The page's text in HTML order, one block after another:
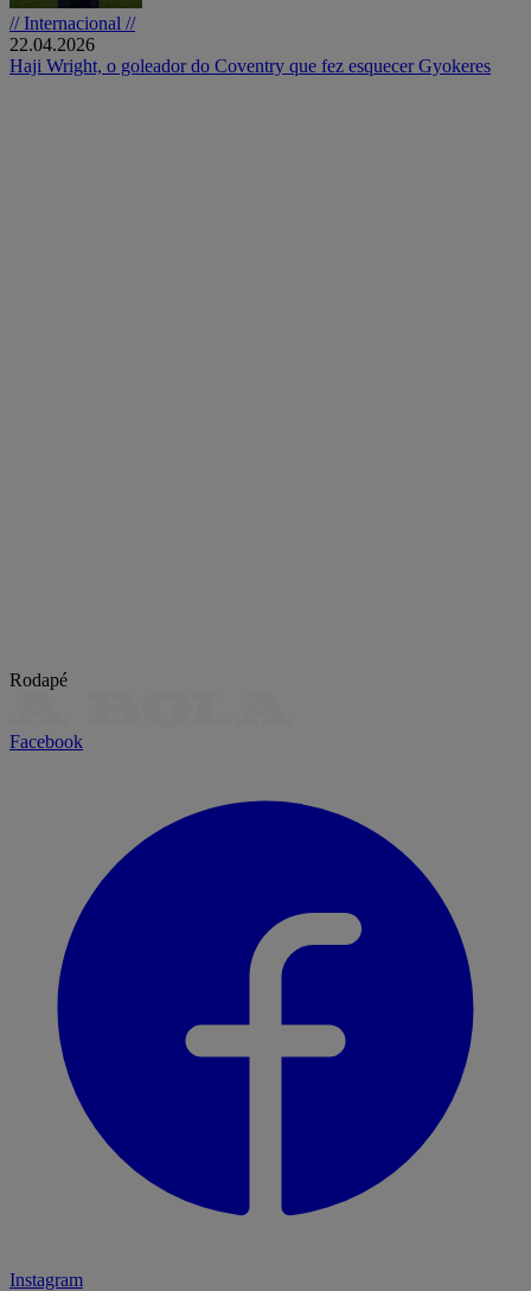
// Internacional //
22.04.2026
Haji Wright, o goleador do Coventry que fez esquecer Gyokeres
Rodapé
Facebook
Instagram